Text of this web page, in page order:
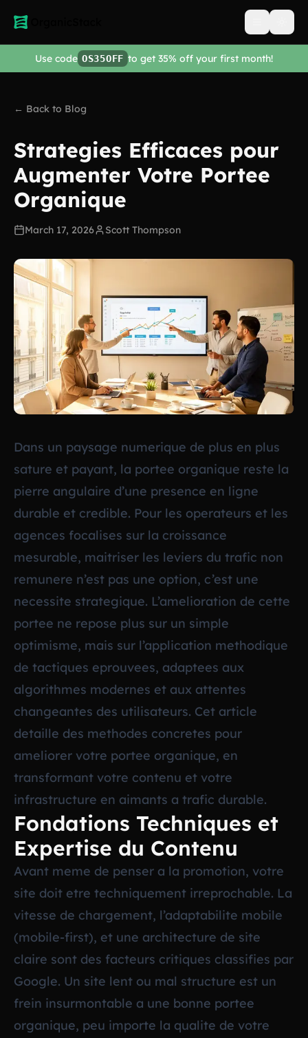
Open
Use code OS35OFF to get 35% off your first month!
← Back to Blog
Strategies Efficaces pour
Augmenter Votre Portee
Organique
March 17, 2026 Scott Thompson
Dans un paysage numerique de plus en plus
sature et payant, la portee organique reste la
pierre angulaire d’une presence en ligne
durable et credible. Pour les operateurs et les
agences focalises sur la croissance
mesurable, maitriser les leviers du trafic non
remunere n’est pas une option, c’est une
necessite strategique. L’amelioration de cette
portee ne repose plus sur un simple
optimisme, mais sur l’application methodique
de tactiques eprouvees, adaptees aux
algorithmes modernes et aux attentes
changeantes des utilisateurs. Cet article
detaille des methodes concretes pour
ameliorer votre portee organique, en
transformant votre contenu et votre
infrastructure en aimants a trafic durable.
Fondations Techniques et
Expertise du Contenu
Avant meme de penser a la promotion, votre
site doit etre techniquement irreprochable. La
vitesse de chargement, l’adaptabilite mobile
(mobile-first), et une architecture de site
claire sont des facteurs critiques classifies par
Google. Un site lent ou mal structure est un
frein insurmontable a une bonne portee
organique, peu importe la qualite de votre